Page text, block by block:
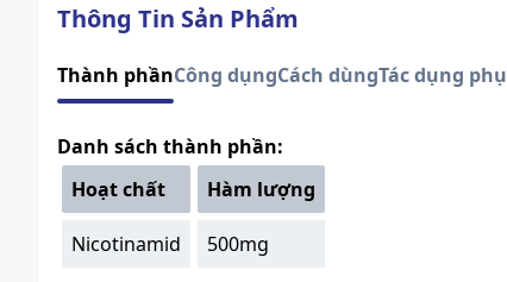
Thông Tin Sản Phẩm
Thành phầnCông dụngCách dùngTác dụng phụ
Danh sách thành phần:
Hoạt chất
Hàm lượng
Nicotinamid 500mg